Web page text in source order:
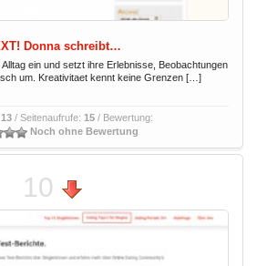
Donna schreibt…
ein und setzt ihre Erlebnisse, Beobachtungen
um. Kreativitaet kennt keine Grenzen […]
13 / Seitenaufrufe: 15 / Bewertung:
Noch ohne Bewertung
10